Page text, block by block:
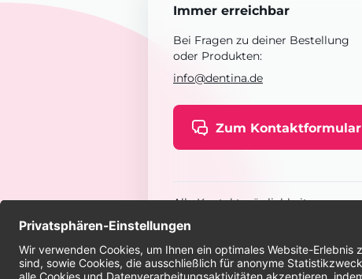
Immer erreichbar
Bei Fragen zu deiner Bestellung
oder Produkten:
info@dentina.de
Zum Kontaktformular
Alle Kontaktmöglichkeiten